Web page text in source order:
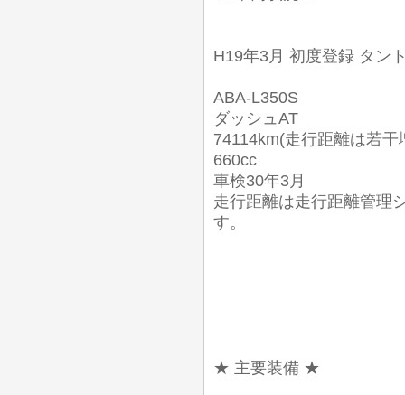
H19年3月 初度登録 タン
ABA-L350S
ダッシュAT
74114km(走行距離は若干
660cc
車検30年3月
走行距離は走行距離管理
す。
★ 主要装備 ★